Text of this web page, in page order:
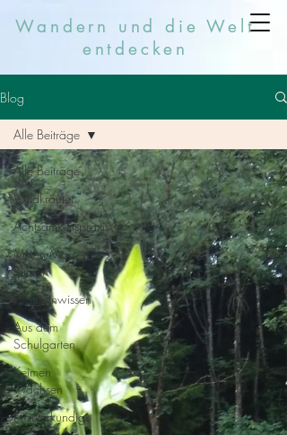
Wandern und die Welt
entdecken
Blog
Alle Beiträge
Wildkräuter
Achtsamkeitspraxis
Mixen Mörsern
Rühren
Pflanzenwissen
Aus dem
Schulgarten
Keimen
Wachsen
Kräuterkundige
Alle Beiträge